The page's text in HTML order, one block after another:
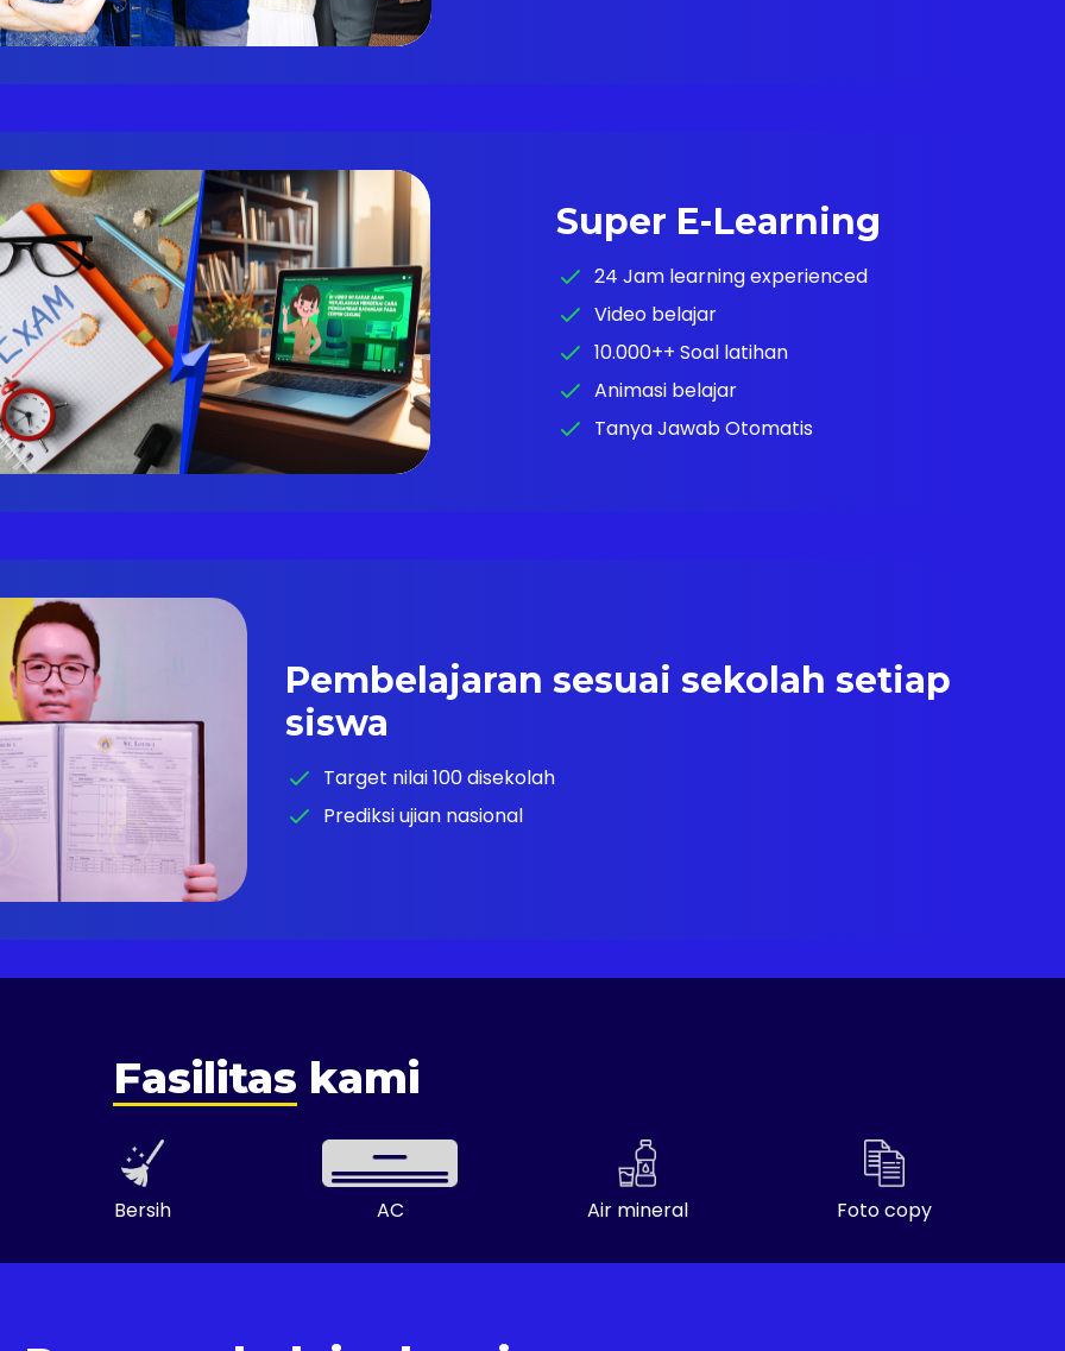
Super E-Learning
24 Jam learning experienced
Video belajar
10.000++ Soal latihan
Animasi belajar
Tanya Jawab Otomatis
Pembelajaran sesuai sekolah setiap
siswa
Target nilai 100 disekolah
Prediksi ujian nasional
Fasilitas kami
Bersih AC Air mineral Foto copy